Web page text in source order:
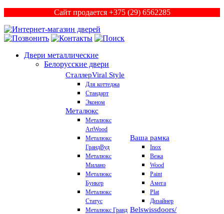
Сайт продается +375 (29) 6562285
Двери металлические
Белорусские двери
СталлерViral Style
Для коттеджа
Стандарт
Эконом
Металюкс
Металюкс
ArtWood
Металюкс
ГрандВуд
Металюкс
Милано
Металюкс
Бункер
Металюкс
Статус
Металюкс Гранд
Ваша рамка
Inox
Вежа
Wood
Paint
Амега
Plat
Дизайнер
Belswissdoors/